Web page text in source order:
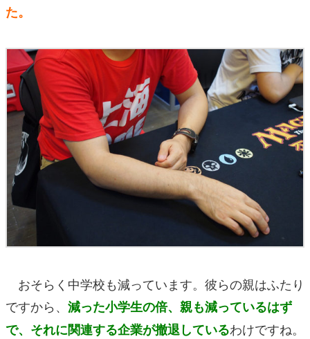
た。
おそらく中学校も減っています。彼らの親はふたり
ですから、 減った小学生の倍、親も減っているはず
で、それに関連する企業が撤退しているわけですね。